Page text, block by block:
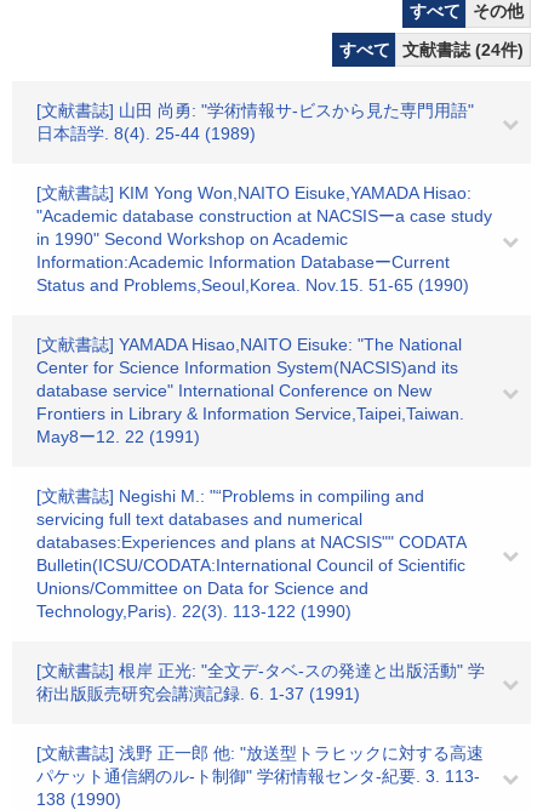
すべて
その他
すべて
文献書誌 (24件)
[文献書誌] 山田 尚勇: "学術情報サ-ビスから見た専門用語"
日本語学. 8(4). 25-44 (1989)
[文献書誌] KIM Yong Won,NAITO Eisuke,YAMADA Hisao:
"Academic database construction at NACSISーa case study
in 1990" Second Workshop on Academic
Information:Academic Information DatabaseーCurrent
Status and Problems,Seoul,Korea. Nov.15. 51-65 (1990)
[文献書誌] YAMADA Hisao,NAITO Eisuke: "The National
Center for Science Information System(NACSIS)and its
database service" International Conference on New
Frontiers in Library & Information Service,Taipei,Taiwan.
May8ー12. 22 (1991)
[文献書誌] Negishi M.: "“Problems in compiling and
servicing full text databases and numerical
databases:Experiences and plans at NACSIS"" CODATA
Bulletin(ICSU/CODATA:International Council of Scientific
Unions/Committee on Data for Science and
Technology,Paris). 22(3). 113-122 (1990)
[文献書誌] 根岸 正光: "全文デ-タベ-スの発達と出版活動" 学
術出版販売研究会講演記録. 6. 1-37 (1991)
[文献書誌] 浅野 正一郎 他: "放送型トラヒックに対する高速
パケット通信網のル-ト制御" 学術情報センタ-紀要. 3. 113-
138 (1990)